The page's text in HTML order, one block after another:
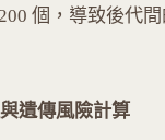
個，導致後代
遺傳風險計算